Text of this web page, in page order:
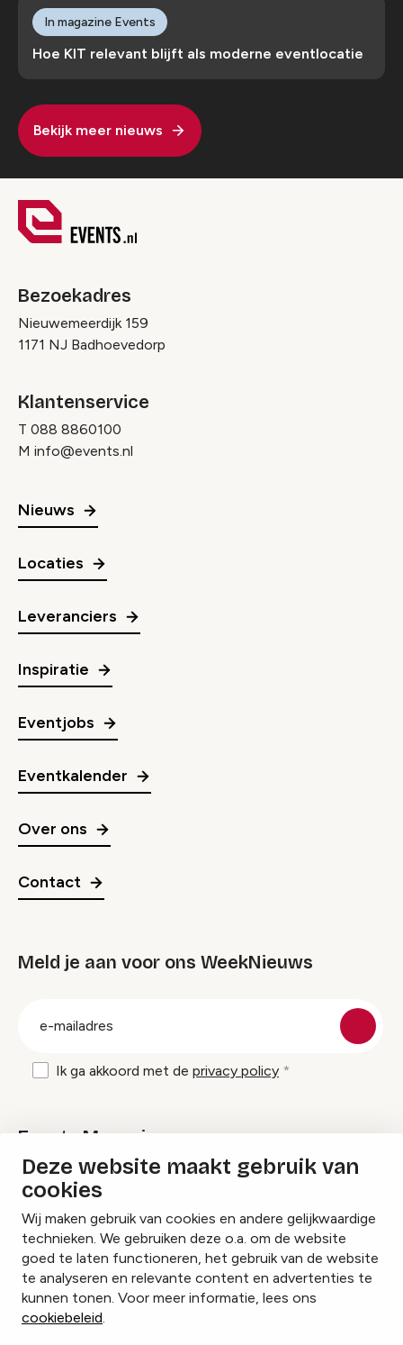
Deze website maakt gebruik van
cookies
Wij maken gebruik van cookies en andere gelijkwaardige
technieken. We gebruiken deze o.a. om de website
goed te laten functioneren, het gebruik van de website
te analyseren en relevante content en advertenties te
kunnen tonen. Voor meer informatie, lees ons
cookiebeleid.
Hoe KIT relevant blijft als moderne eventlocatie
In magazine Events
Bekijk meer nieuws
Bezoekadres
Nieuwemeerdijk 159
1171 NJ Badhoevedorp
Klantenservice
T 088 8860100
M info@events.nl
Nieuws
Locaties
Leveranciers
Inspiratie
Eventjobs
Eventkalender
Over ons
Contact
Meld je aan voor ons WeekNieuws
Ik ga akkoord met de privacy policy
Events Magazine
Ik ontvang graag Events Magazine
InstagramFacebookLinkedIn